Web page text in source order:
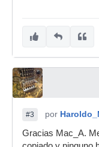
#3 por
Gracias Mac_A.